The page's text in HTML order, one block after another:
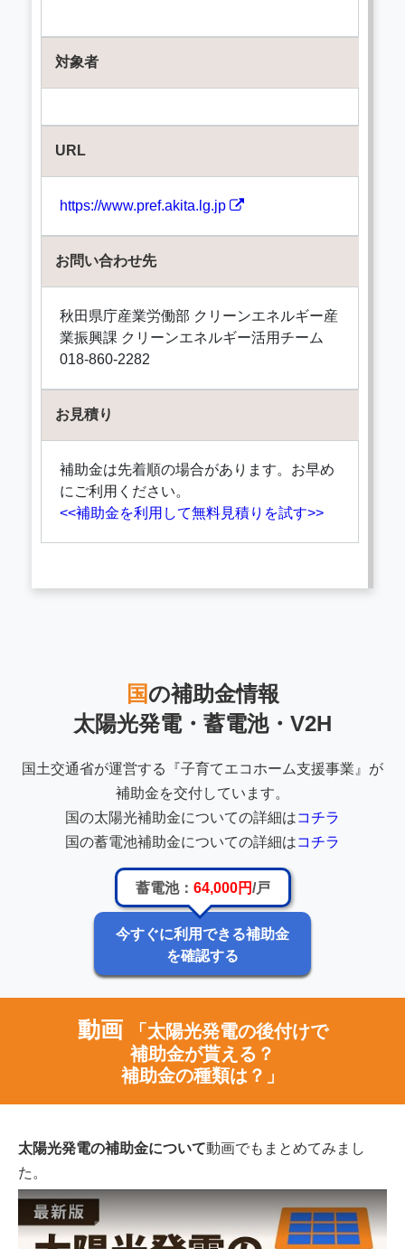
対象者
URL
https://www.pref.akita.lg.jp
お問い合わせ先
秋田県庁産業労働部 クリーンエネルギー産
業振興課 クリーンエネルギー活用チーム
018-860-2282
お見積り
補助金は先着順の場合があります。お早め
にご利用ください。
<<補助金を利用して無料見積りを試す>>
国の補助金情報
太陽光発電・蓄電池・V2H
国土交通省が運営する『子育てエコホーム支援事業』が
補助金を交付しています。
国の太陽光補助金についての詳細はコチラ
国の蓄電池補助金についての詳細はコチラ
蓄電池： 64,000円/戸
今すぐに利用できる補助金
を確認する
動画
「太陽光発電の後付けで
補助金が貰える？
補助金の種類は？」
太陽光発電の補助金について動画でもまとめてみまし
た。